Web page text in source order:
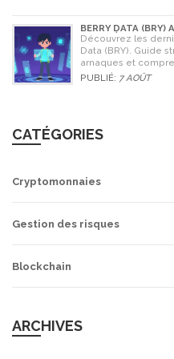
BERRY DATA (BRY)
STRATÉGIES POUR
Découvrez les
Data (BRY). Guide
arnaques et
2026.
PUBLIÉ: 7 AOÛT
CATÉGORIES
Cryptomonnaies
Gestion des risques
Blockchain
ARCHIVES